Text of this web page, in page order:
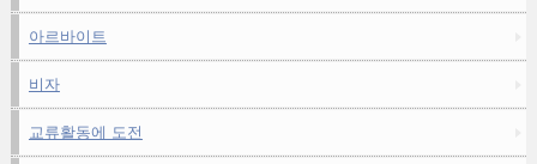
아르바이트
비자
교류활동에 도전